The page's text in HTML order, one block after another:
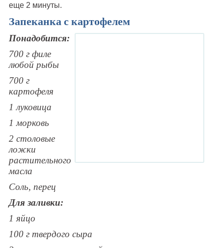
еще 2 минуты.
Запеканка с картофелем
Понадобится:
700 г филе
любой рыбы
700 г
картофеля
1 луковица
1 морковь
2 столовые
ложки
растительного
масла
Соль, перец
Для заливки:
1 яйцо
100 г твердого сыра